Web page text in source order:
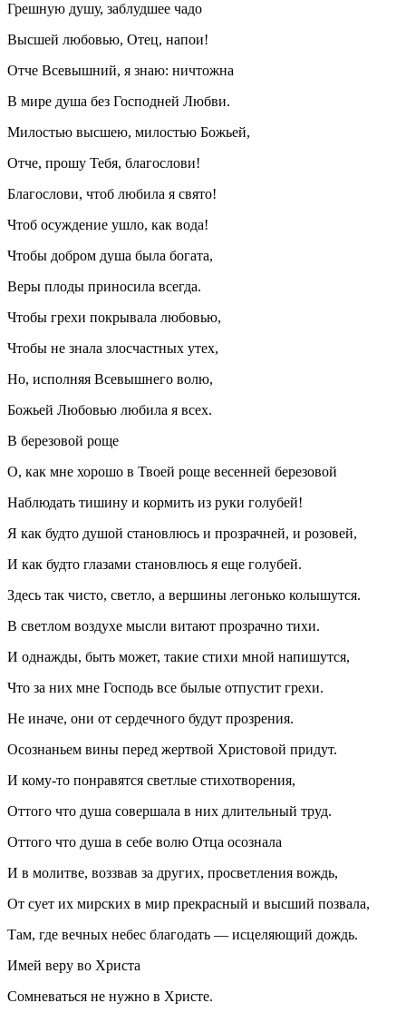
Грешную душу, заблудшее чадо
Высшей любовью, Отец, напои!
Отче Всевышний, я знаю: ничтожна
В мире душа без Господней Любви.
Милостью высшею, милостью Божьей,
Отче, прошу Тебя, благослови!
Благослови, чтоб любила я свято!
Чтоб осуждение ушло, как вода!
Чтобы добром душа была богата,
Веры плоды приносила всегда.
Чтобы грехи покрывала любовью,
Чтобы не знала злосчастных утех,
Но, исполняя Всевышнего волю,
Божьей Любовью любила я всех.
В березовой роще
О, как мне хорошо в Твоей роще весенней березовой
Наблюдать тишину и кормить из руки голубей!
Я как будто душой становлюсь и прозрачней, и розовей,
И как будто глазами становлюсь я еще голубей.
Здесь так чисто, светло, а вершины легонько колышутся.
В светлом воздухе мысли витают прозрачно тихи.
И однажды, быть может, такие стихи мной напишутся,
Что за них мне Господь все былые отпустит грехи.
Не иначе, они от сердечного будут прозрения.
Осознаньем вины перед жертвой Христовой придут.
И кому-то понравятся светлые стихотворения,
Оттого что душа совершала в них длительный труд.
Оттого что душа в себе волю Отца осознала
И в молитве, воззвав за других, просветления вождь,
От сует их мирских в мир прекрасный и высший позвала,
Там, где вечных небес благодать — исцеляющий дождь.
Имей веру во Христа
Сомневаться не нужно в Христе.